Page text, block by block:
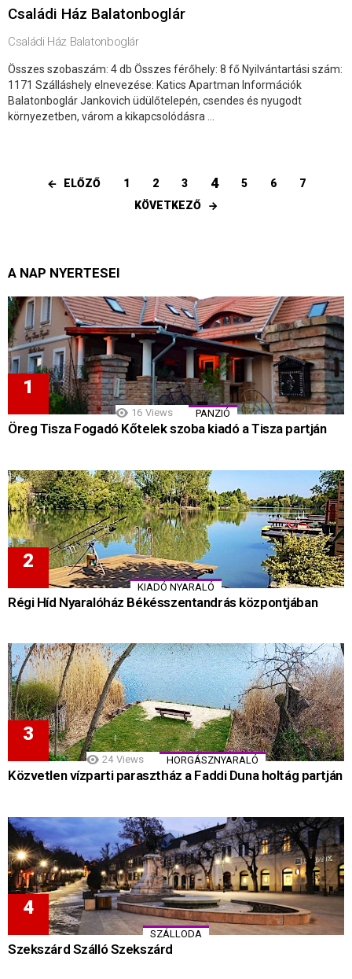
Családi Ház Balatonboglár
Családi Ház Balatonboglár
Összes szobaszám: 4 db Összes férőhely: 8 fő Nyilvántartási szám:
1171 Szálláshely elnevezése: Katics Apartman Információk
Balatonboglár Jankovich üdülőtelepén, csendes és nyugodt
környezetben, várom a kikapcsolódásra ...
ELŐZŐ 1 2 3 4 5 6
7
KÖVETKEZŐ
A NAP NYERTESEI
16 Views PANZIÓ
Öreg Tisza Fogadó Kőtelek szoba kiadó a Tisza partján
KIADÓ NYARALÓ
Régi Híd Nyaralóház Békésszentandrás központjában
24 Views HORGÁSZNYARALÓ
Közvetlen vízparti parasztház a Faddi Duna holtág partján
SZÁLLODA
Szekszárd Szálló Szekszárd